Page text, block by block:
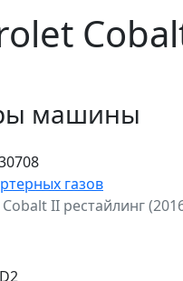
машины
газов
II рестайлинг